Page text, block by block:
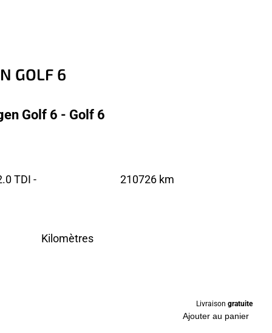
GOLF 6
Golf 6 - Golf 6
TDI -
Kilomètres
210726 km
Livraison gratuite
Ajouter au panier